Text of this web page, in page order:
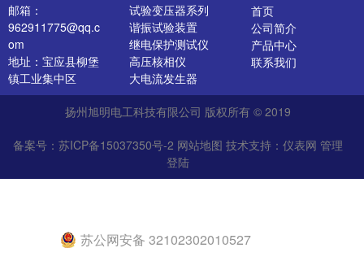
邮箱：
962911775@qq.c
om
地址：宝应县柳堡
镇工业集中区
试验变压器系列
谐振试验装置
继电保护测试仪
高压核相仪
大电流发生器
开关特性测试仪
高压发生器
介质损耗测试仪
直流电阻测试仪
绝缘油介电强度测
仪
真空滤油机
首页
公司简介
产品中心
联系我们
扬州旭明电工科技有限公司 版权所有 © 2019
备案号：苏ICP备15037350号-2 网站地图 技术支持： 仪表网 管理
登陆
苏公网安备 32102302010527